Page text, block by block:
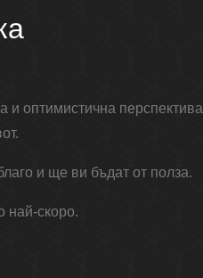
и оптимистична перспектива
и ще ви бъдат от полза.
най-скоро.